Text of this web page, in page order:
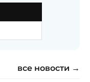
все новости →